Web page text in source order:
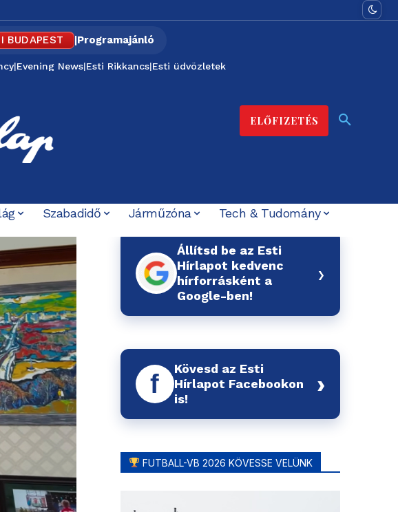
BUDAPEST |Programajánló
|Evening News|Esti Rikkancs|Esti üdvözletek
ELŐFIZETÉS
Szabadidő Járműzóna
Tech & Tudomány
Állítsd be az Esti
Hírlapot kedvenc
hírforrásként a
Google-ben!
›
f
Kövesd az Esti
Hírlapot Facebookon
is!
›
FUTBALL-VB 2026 KÖVESSE VELÜNK